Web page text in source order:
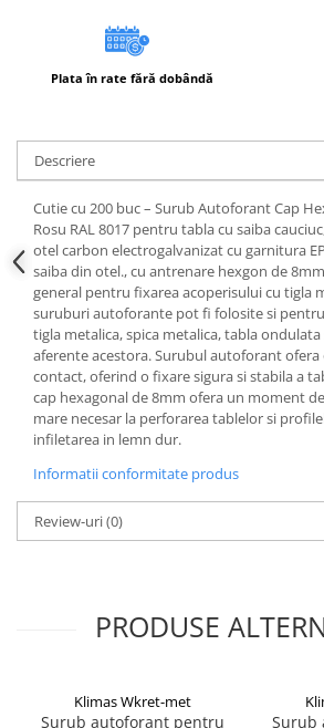
Plata în rate fără dobândă
Descriere
Cutie cu 200 buc – Surub Autoforant Cap
Rosu RAL 8017 pentru tabla cu saiba
otel carbon electrogalvanizat cu garnitura
saiba din otel., cu antrenare hexgon de
general pentru fixarea acoperisului cu tigla
suruburi autoforante pot fi folosite si
tigla metalica, spica metalica, tabla ondulata
aferente acestora. Surubul autoforant
contact, oferind o fixare sigura si stabila a
cap hexagonal de 8mm ofera un moment
mare necesar la perforarea tablelor si
infiletarea in lemn dur.
Informatii conformitate produs
Review-uri(0)
PRODUSE
Klimas Wkret-met
Surub autoforant pentru
Surub